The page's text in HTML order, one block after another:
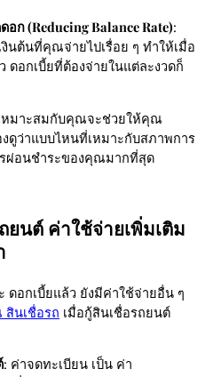
ก (Reducing Balance Rate):
นต้นที่คุณจ่ายไปเรื่อย ๆ ทำให้เมื่อ
ดอกเบี้ยที่ต้องจ่ายในแต่ละงวดก็
หมาะสมกับคุณจะช่วยให้คุณ
ดูว่าแบบไหนที่เหมาะกับสภาพการ
ผ่อนชำระของคุณมากที่สุด
นต์ ค่าใช้จ่ายเพิ่มเติม
อกเบี้ยแล้ว ยังมีค่าใช้จ่ายอื่น ๆ
นเชื่อรถ เมื่อกู้สินเชื่อรถยนต์
: ค่าจดทะเบียน เป็น ค่า